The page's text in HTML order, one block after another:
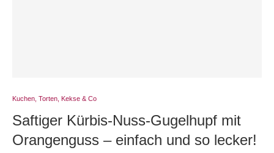
Kuchen, Torten, Kekse & Co
Saftiger Kürbis-Nuss-Gugelhupf mit
Orangenguss – einfach und so lecker!